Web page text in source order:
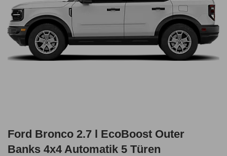
Ford Bronco 2.7 l EcoBoost Outer
Banks 4x4 Automatik 5 Türen